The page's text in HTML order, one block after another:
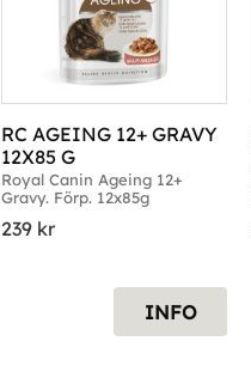
RC AGEING 12+ GRAVY
12X85 G
Royal Canin Ageing 12+
Gravy. Förp. 12x85g
239 kr
INFO